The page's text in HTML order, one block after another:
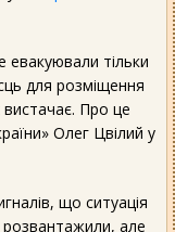
евакуювали тільки
для розміщення
вистачає. Про це
Олег Цвілий у
що ситуація
але